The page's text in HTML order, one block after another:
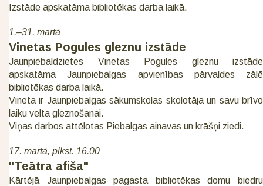
Izstāde apskatāma bibliotēkas darba laikā.
1.–31. martā
Vinetas Pogules gleznu izstāde
Jaunpiebaldzietes Vinetas Pogules gleznu izstāde
apskatāma Jaunpiebalgas apvienības pārvaldes zālē
bibliotēkas darba laikā.
Vineta ir Jaunpiebalgas sākumskolas skolotāja un savu brīvo
laiku velta gleznošanai.
Viņas darbos attēlotas Piebalgas ainavas un krāšņi ziedi.
17. martā, plkst. 16.00
"Teātra afiša"
Kārtējā Jaunpiebalgas pagasta bibliotēkas domu biedru